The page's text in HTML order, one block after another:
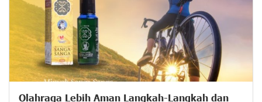
Olahraga Lebih Aman Langkah-Langkah dan